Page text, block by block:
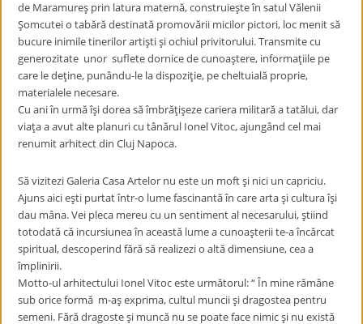
de Maramureş prin latura maternă, construieşte în satul Vălenii
Şomcutei o tabără destinată promovării micilor pictori, loc menit să
bucure inimile tinerilor artişti şi ochiul privitorului. Transmite cu
generozitate unor suflete dornice de cunoaştere, informaţiile pe
care le deţine, punându-le la dispoziţie, pe cheltuială proprie,
materialele necesare.
Cu ani în urmă îşi dorea să îmbrăţişeze cariera militară a tatălui, dar
viaţa a avut alte planuri cu tânărul Ionel Vitoc, ajungând cel mai
renumit arhitect din Cluj Napoca.
Să vizitezi Galeria Casa Artelor nu este un moft şi nici un capriciu.
Ajuns aici eşti purtat într-o lume fascinantă în care arta şi cultura îşi
dau mâna. Vei pleca mereu cu un sentiment al necesarului, ştiind
totodată că incursiunea în această lume a cunoaşterii te-a încărcat
spiritual, descoperind fără să realizezi o altă dimensiune, cea a
împlinirii.
Motto-ul arhitectului Ionel Vitoc este următorul: “ În mine rămâne
sub orice formă m-aş exprima, cultul muncii şi dragostea pentru
semeni. Fără dragoste şi muncă nu se poate face nimic şi nu există